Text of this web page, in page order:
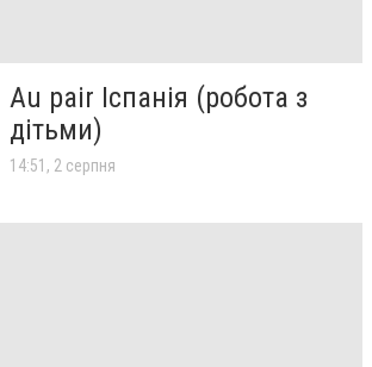
Au pair Іспанія (робота з
дітьми)
14:51, 2 серпня